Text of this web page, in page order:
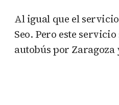
Al igual que el
Seo. Pero este
autobús por